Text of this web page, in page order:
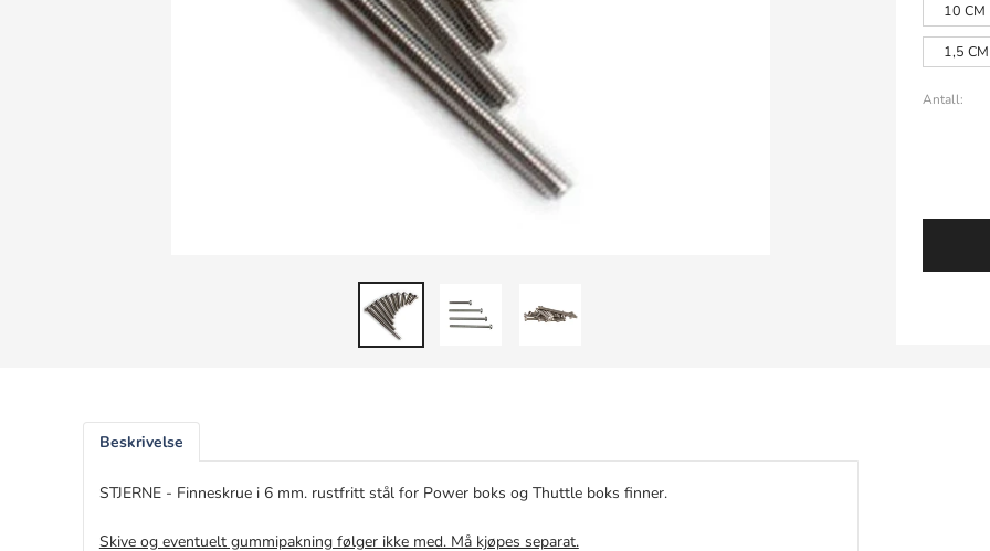
10 CM
1,5 CM
Antall:
Beskrivelse
STJERNE - Finneskrue i 6 mm. rustfritt stål for Power boks og Thuttle boks finner.
Skive og eventuelt gummipakning følger ikke med. Må kjøpes separat.